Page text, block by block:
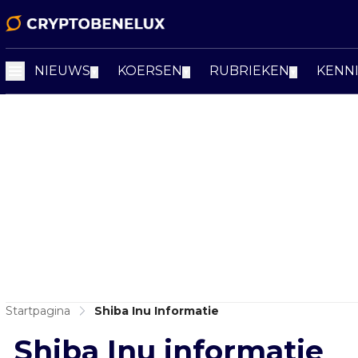
NIEUWS KOERSEN RUBRIEKEN
Startpagina Shiba Inu Informatie
Shiba Inu informatie